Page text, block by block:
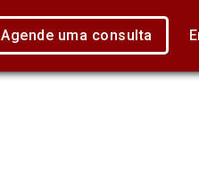
Agende uma consulta